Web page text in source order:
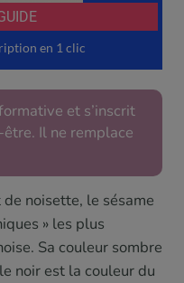
et s’inscrit
Il ne remplace
noisette, le sésame
» les plus
Sa couleur sombre
noir est la couleur du